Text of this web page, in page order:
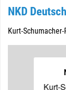
NKD
Kurt-
Kurt-